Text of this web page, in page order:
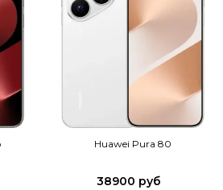
Huawei Pura 80
38900 руб